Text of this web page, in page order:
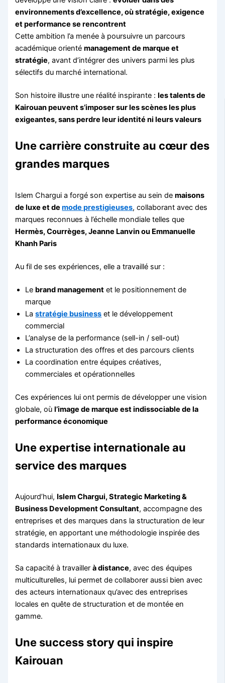
environnements d’excellence, où stratégie, exigence
et performance se rencontrent
Cette ambition l’a menée à poursuivre un parcours
académique orientémanagement de marque et
stratégie, avant d’intégrer des univers parmi les plus
sélectifs du marché international.
Son histoire illustre une réalité inspirante : les talents de
Kairouan peuvent s’imposer sur les scènes les plus
exigeantes, sans perdre leur identité ni leurs valeurs
Une carrière construite au cœur des
grandes marques
Islem Chargui a forgé son expertise au sein demaisons
de luxe et demode prestigieuses, collaborant avec des
marques reconnues à l’échelle mondiale telles que
Hermès, Courrèges, Jeanne Lanvin ou Emmanuelle
Khanh Paris
Au fil de ses expériences, elle a travaillé sur :
Le brand management et le positionnement de
marque
Lastratégie business et le développement
commercial
L’analyse de la performance (sell-in / sell-out)
La structuration des offres et des parcours clients
La coordination entre équipes créatives,
commerciales et opérationnelles
Ces expériences lui ont permis de développer une vision
globale, oùl’image de marque est indissociable de la
performance économique
Une expertise internationale au
service des marques
Aujourd’hui, Islem Chargui, Strategic Marketing &
Business Development Consultant, accompagne des
entreprises et des marques dans la structuration de leur
stratégie, en apportant une méthodologie inspirée des
standards internationaux du luxe.
Sa capacité à travaillerà distance, avec des équipes
multiculturelles, lui permet de collaborer aussi bien avec
des acteurs internationaux qu’avec des entreprises
locales en quête de structuration et de montée en
gamme.
Une success story qui inspire
Kairouan